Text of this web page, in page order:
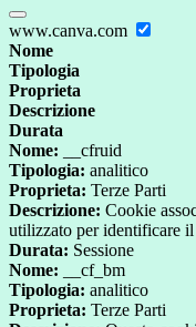
www.canva.com
Nome
Tipologia
Proprieta
Descrizione
Durata
Nome: __cfruid
Tipologia: analitico
Proprieta: Terze Parti
Descrizione: Cookie
utilizzato per identificare
Durata: Sessione
Nome: __cf_bm
Tipologia: analitico
Proprieta: Terze Parti